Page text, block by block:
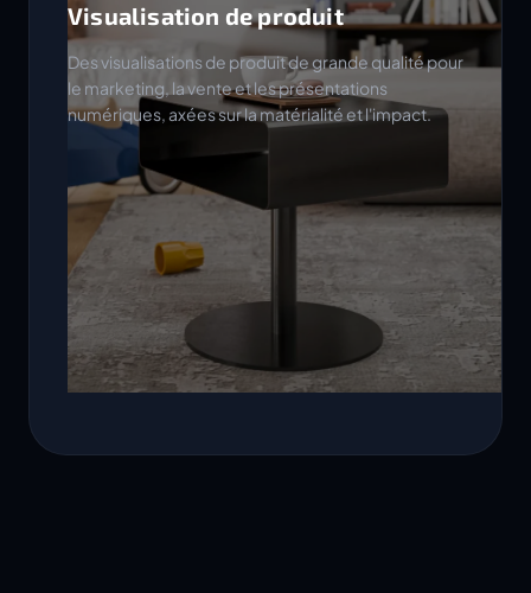
Visualisation de produit
Des visualisations de produit de grande qualité pour
le marketing, la vente et les présentations
numériques, axées sur la matérialité et l'impact.